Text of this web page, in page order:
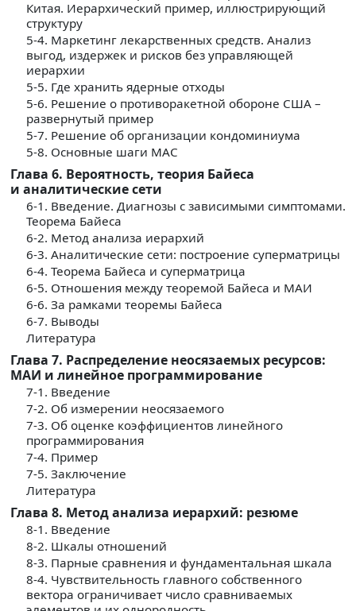
Китая. Иерархический пример, иллюстрирующий
структуру
5-4. Маркетинг лекарственных средств. Анализ
выгод, издержек и рисков без управляющей
иерархии
5-5. Где хранить ядерные отходы
5-6. Решение о противоракетной обороне США –
развернутый пример
5-7. Решение об организации кондоминиума
5-8. Основные шаги МАС
Глава 6. Вероятность, теория Байеса
и аналитические сети
6-1. Введение. Диагнозы с зависимыми симптомами.
Теорема Байеса
6-2. Метод анализа иерархий
6-3. Аналитические сети: построение суперматрицы
6-4. Теорема Байеса и суперматрица
6-5. Отношения между теоремой Байеса и МАИ
6-6. За рамками теоремы Байеса
6-7. Выводы
Литература
Глава 7. Распределение неосязаемых ресурсов:
МАИ и линейное программирование
7-1. Введение
7-2. Об измерении неосязаемого
7-3. Об оценке коэффициентов линейного
программирования
7-4. Пример
7-5. Заключение
Литература
Глава 8. Метод анализа иерархий: резюме
8-1. Введение
8-2. Шкалы отношений
8-3. Парные сравнения и фундаментальная шкала
8-4. Чувствительность главного собственного
вектора ограничивает число сравниваемых